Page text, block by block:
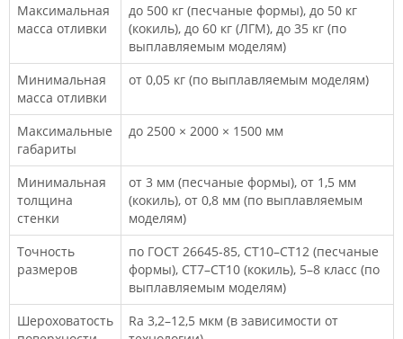
Максимальная
масса отливки
до 500 кг (песчаные формы), до 50 кг
(кокиль), до 60 кг (ЛГМ), до 35 кг (по
выплавляемым моделям)
Минимальная
масса отливки
от 0,05 кг (по выплавляемым моделям)
Максимальные
габариты
до 2500 × 2000 × 1500 мм
Минимальная
толщина
стенки
от 3 мм (песчаные формы), от 1,5 мм
(кокиль), от 0,8 мм (по выплавляемым
моделям)
Точность
размеров
по ГОСТ 26645-85, CT10–CT12 (песчаные
формы), CT7–CT10 (кокиль), 5–8 класс (по
выплавляемым моделям)
Шероховатость
Ra 3,2–12,5 мкм (в зависимости от